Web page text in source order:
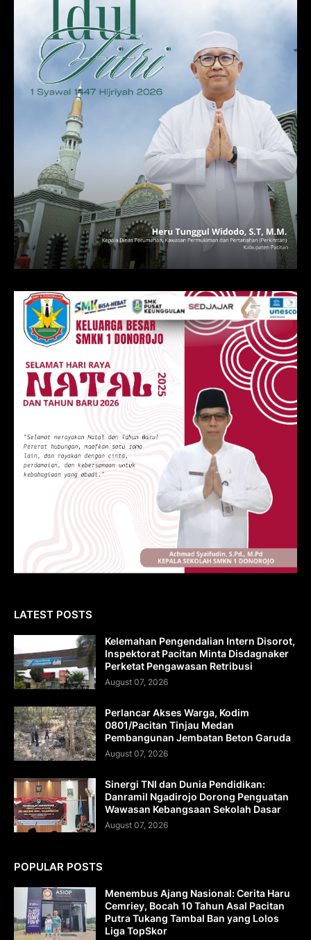
LATEST POSTS
Kelemahan Pengendalian Intern Disorot,
Inspektorat Pacitan Minta Disdagnaker
Perketat Pengawasan Retribusi
August 07, 2026
Perlancar Akses Warga, Kodim
0801/Pacitan Tinjau Medan
Pembangunan Jembatan Beton Garuda
August 07, 2026
Sinergi TNI dan Dunia Pendidikan:
Danramil Ngadirojo Dorong Penguatan
Wawasan Kebangsaan Sekolah Dasar
August 07, 2026
POPULAR POSTS
Menembus Ajang Nasional: Cerita Haru
Cemriey, Bocah 10 Tahun Asal Pacitan
Putra Tukang Tambal Ban yang Lolos
Liga TopSkor